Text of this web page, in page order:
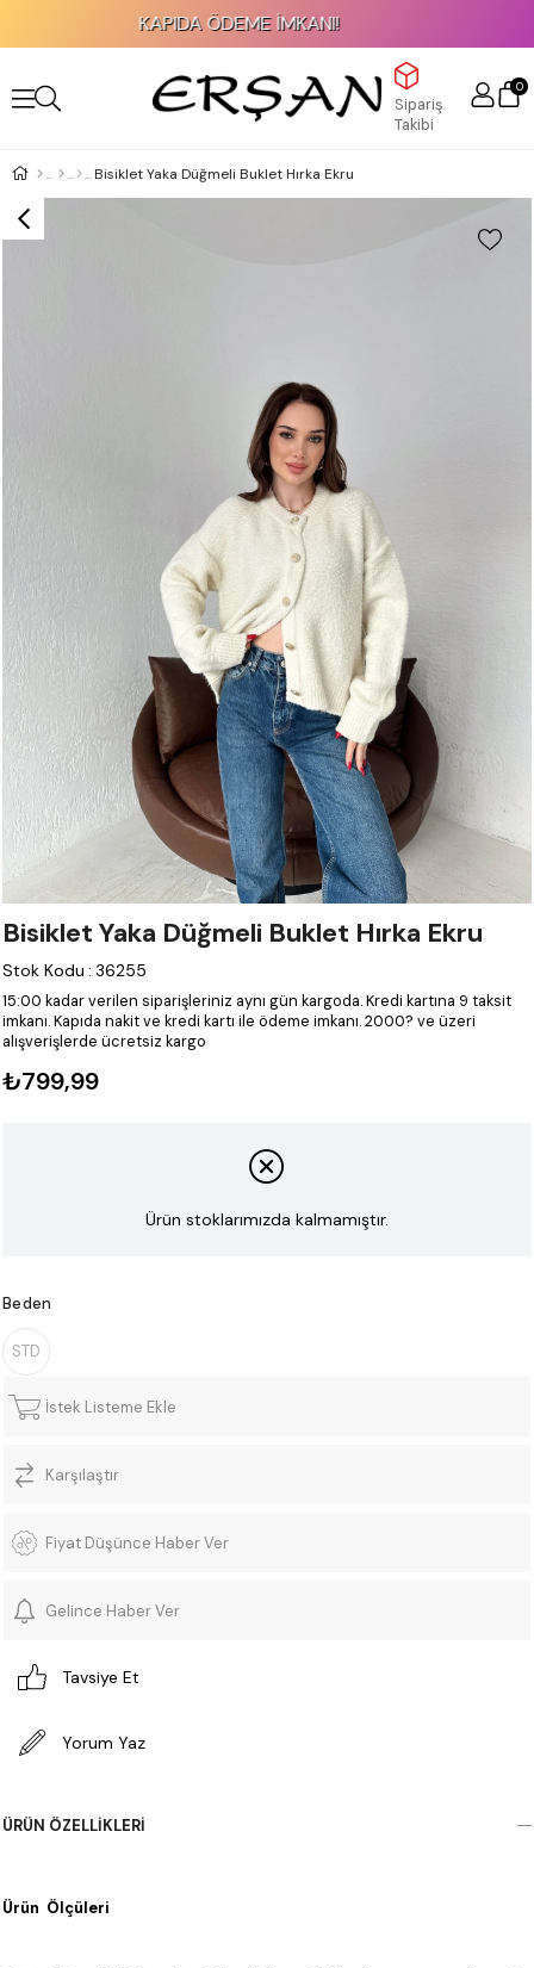
KAPIDA ÖDEME İMKANI!
Sipariş
Takibi
0
Bisiklet Yaka Düğmeli Buklet Hırka Ekru
Bisiklet Yaka Düğmeli Buklet Hırka Ekru
Stok Kodu : 36255
15:00 kadar verilen siparişleriniz aynı gün kargoda.Kredi kartına 9 taksit
imkanı.Kapıda nakit ve kredi kartı ile ödeme imkanı.2000? ve üzeri
alışverişlerde ücretsiz kargo
₺799,99
Ürün stoklarımızda kalmamıştır.
Beden
STD
İstek Listeme Ekle
Karşılaştır
Fiyat Düşünce Haber Ver
Gelince Haber Ver
Tavsiye Et
Yorum Yaz
ÜRÜN ÖZELLIKLERI
Ürün Ölçüleri